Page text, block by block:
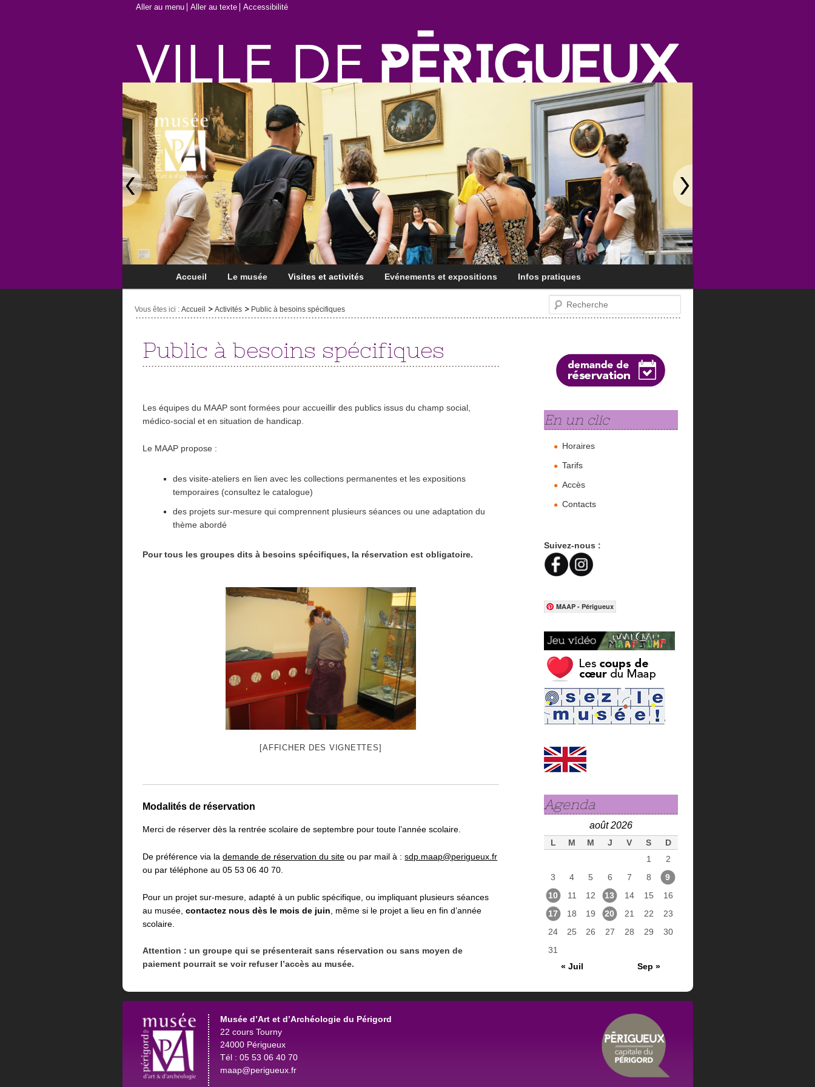
Aller au menu Aller au texte Accessibilité
Accueil Le musée Visites et activités Evénements et expositions Infos pratiques
Vous êtes ici : Accueil Activités Public à besoins spécifiques
Recherche
Public à besoins spécifiques
Les équipes du MAAP sont formées pour accueillir des publics issus du champ social,
médico-social et en situation de handicap.
Le MAAP propose :
des visite-ateliers en lien avec les collections permanentes et les expositions
temporaires (consultez le catalogue)
des projets sur-mesure qui comprennent plusieurs séances ou une adaptation du
thème abordé
Pour tous les groupes dits à besoins spécifiques, la réservation est obligatoire.
[AFFICHER DES VIGNETTES]
Modalités de réservation
Merci de réserver dès la rentrée scolaire de septembre pour toute l’année scolaire.
De préférence via lademande de réservation du site ou par mail à :sdp.maap@perigueux.fr
ou par téléphone au 05 53 06 40 70.
Pour un projet sur-mesure, adapté à un public spécifique, ou impliquant plusieurs séances
au musée,contactez nous dès le mois de juin , même si le projet a lieu en fin d’année
scolaire.
Attention : un groupe qui se présenterait sans réservation ou sans moyen de
paiement pourrait se voir refuser l’accès au musée.
En un clic
Horaires
Tarifs
Accès
Contacts
Suivez-nous :
MAAP - Périgueux
Agenda
août 2026
L M M J V S
D
1
2
3
4 5 6 7 8
9
10
11 12 13 14 15
16
17
18 19 20 21 22
23
24
25 26 27 28 29
30
31
« Juil
Sep »
Musée d’Art et d’Archéologie du Périgord
22 cours Tourny
24000 Périgueux
Tél : 05 53 06 40 70
maap@perigueux.fr